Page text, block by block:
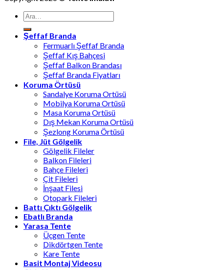
Ara:
Şeffaf Branda
Fermuarlı Şeffaf Branda
Şeffaf Kış Bahçesi
Şeffaf Balkon Brandası
Şeffaf Branda Fiyatları
Koruma Örtüsü
Sandalye Koruma Ortüsü
Mobilya Koruma Ortüsü
Masa Koruma Ortüsü
Dış Mekan Koruma Ortüsü
Şezlong Koruma Örtüsü
File, Jüt Gölgelik
Gölgelik Fileler
Balkon Fileleri
Bahçe Fileleri
Çit Fileleri
İnşaat Filesi
Otopark Fileleri
Battı Çıktı Gölgelik
Ebatlı Branda
Yarasa Tente
Üçgen Tente
Dikdörtgen Tente
Kare Tente
Basit Montaj Videosu